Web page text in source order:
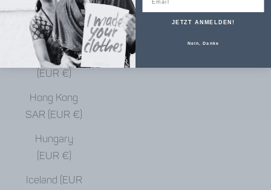
€)
Haiti (EUR €)
Honduras
(EUR €)
Hong Kong
SAR (EUR €)
Hungary
(EUR €)
Iceland (EUR
JETZT ANMELDEN!
Nein, Danke